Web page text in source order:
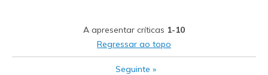
I'm Really Into Shoes
A apresentar críticas 1-10
Regressar ao topo
Seguinte »